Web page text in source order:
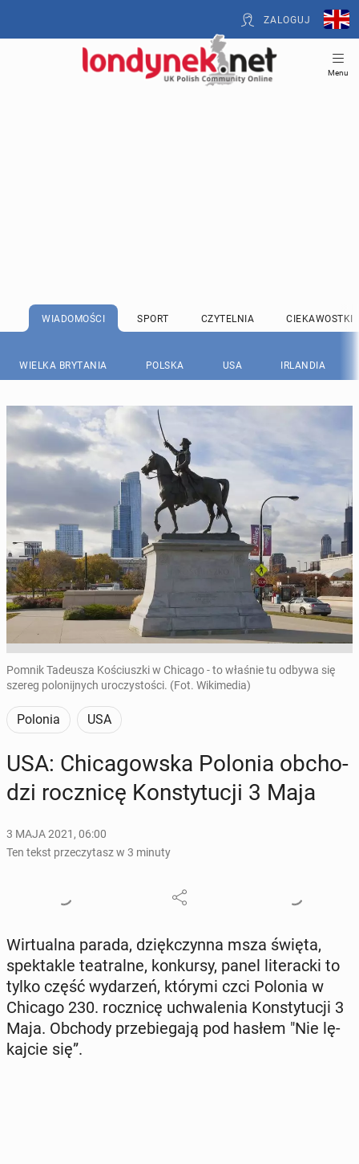
ZALOGUJ
Menu
WIADOMOŚCI SPORT CZYTELNIA CIEKAWOSTKI
WIELKA BRYTANIA POLSKA USA IRLANDIA
Pomnik Tadeusza Kościuszki w Chicago - to właśnie tu odbywa się
szereg polonijnych uroczystości. (Fot. Wikimedia)
Polonia USA
USA: Chi­ca­gow­ska Polonia ob­cho­
dzi rocz­ni­cę Kon­sty­tu­cji 3 Maja
3 MAJA 2021, 06:00
Ten tekst przeczytasz w 3 minuty
Wir­tu­al­na parada, dzięk­czyn­na msza święta,
spek­ta­kle te­atral­ne, kon­kur­sy, panel li­te­rac­ki to
tylko część wy­da­rzeń, którymi czci Polonia w
Chicago 230. rocz­ni­cę uchwa­le­nia Kon­sty­tu­cji 3
Maja. Obchody prze­bie­ga­ją pod hasłem "Nie lę­
kaj­cie się”.